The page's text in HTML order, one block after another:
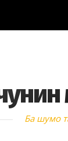
Ба шумо